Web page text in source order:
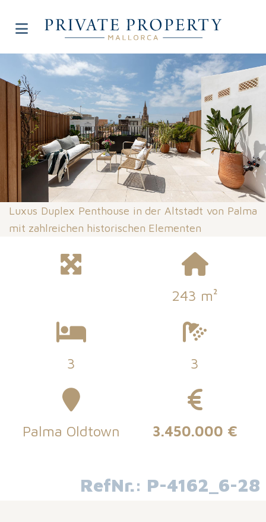
Luxus Duplex Penthouse in der Altstadt von Palma
mit zahlreichen historischen Elementen
243 m²
3 3
Palma Oldtown 3.450.000 €
RefNr.: P-4162_6-28